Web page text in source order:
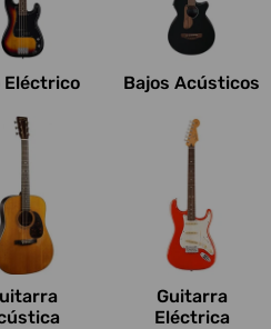
Eléctrico Bajos Acústicos
Guitarra
Eléctrica